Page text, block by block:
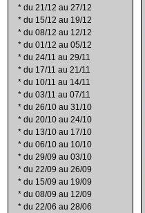
* du 21/12 au 27/12
* du 15/12 au 19/12
* du 08/12 au 12/12
* du 01/12 au 05/12
* du 24/11 au 29/11
* du 17/11 au 21/11
* du 10/11 au 14/11
* du 03/11 au 07/11
* du 26/10 au 31/10
* du 20/10 au 24/10
* du 13/10 au 17/10
* du 06/10 au 10/10
* du 29/09 au 03/10
* du 22/09 au 26/09
* du 15/09 au 19/09
* du 08/09 au 12/09
* du 22/06 au 28/06